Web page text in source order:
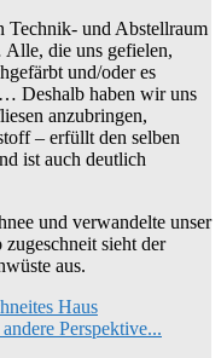
Technik- und Abstellraum
Alle, die uns gefielen,
und/oder es
Deshalb haben wir uns
anzubringen,
– erfüllt den selben
ist auch deutlich
und verwandelte unser
sieht der
aus.